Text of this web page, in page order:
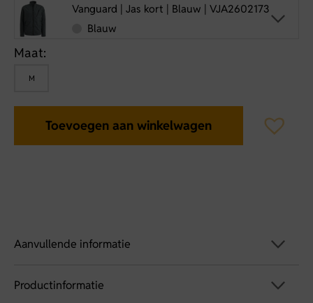
Vanguard | Jas kort | Blauw | VJA2602173
Blauw
Maat:
M
Toevoegen aan winkelwagen
Aanvullende informatie
Artikelnummer
Productinformatie